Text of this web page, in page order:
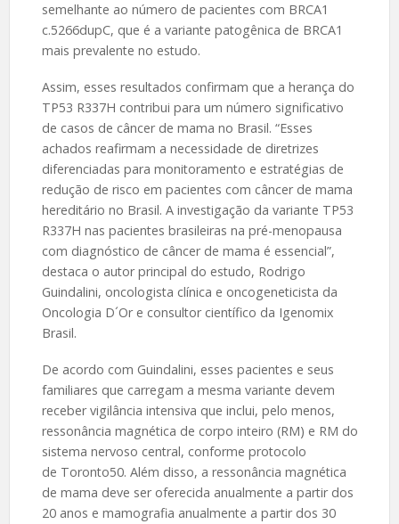
semelhante ao número de pacientes com BRCA1
c.5266dupC, que é a variante patogênica de BRCA1
mais prevalente no estudo.
Assim, esses resultados confirmam que a herança do
TP53 R337H contribui para um número significativo
de casos de câncer de mama no Brasil. “Esses
achados reafirmam a necessidade de diretrizes
diferenciadas para monitoramento e estratégias de
redução de risco em pacientes com câncer de mama
hereditário no Brasil. A investigação da variante TP53
R337H nas pacientes brasileiras na pré-menopausa
com diagnóstico de câncer de mama é essencial”,
destaca o autor principal do estudo, Rodrigo
Guindalini, oncologista clínica e oncogeneticista da
Oncologia D´Or e consultor científico da Igenomix
Brasil.
De acordo com Guindalini, esses pacientes e seus
familiares que carregam a mesma variante devem
receber vigilância intensiva que inclui, pelo menos,
ressonância magnética de corpo inteiro (RM) e RM do
sistema nervoso central, conforme protocolo
de Toronto50. Além disso, a ressonância magnética
de mama deve ser oferecida anualmente a partir dos
20 anos e mamografia anualmente a partir dos 30